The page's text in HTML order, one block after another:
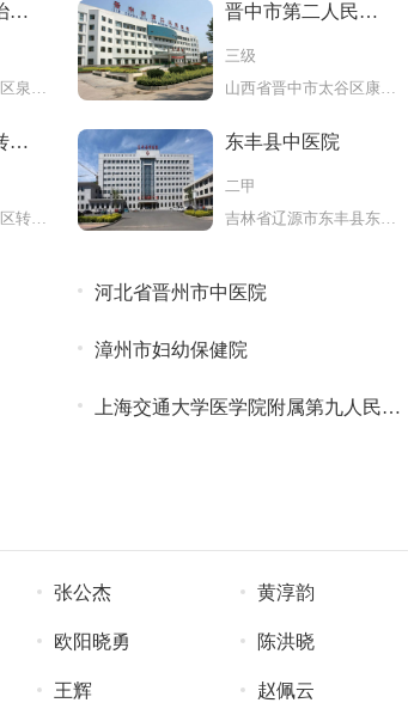
疗
辽宁省沈阳市东陵区泉园一路48号
晋中市第二人民医
三级
山西省晋中市太谷区康复路70号
塘
浙江省杭州市西湖区转塘街道庙山
东丰县中医院
二甲
吉林省辽源市东丰县东药路与盈河
河北省晋州市中医院
漳州市妇幼保健院
上海交通大学医学院附属第九人民医
张公杰 黄淳韵
欧阳晓勇 陈洪晓
王辉 赵佩云